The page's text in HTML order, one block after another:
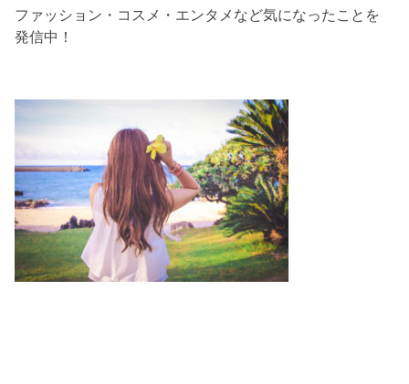
ファッション・コスメ・エンタメなど気になったことを
発信中！